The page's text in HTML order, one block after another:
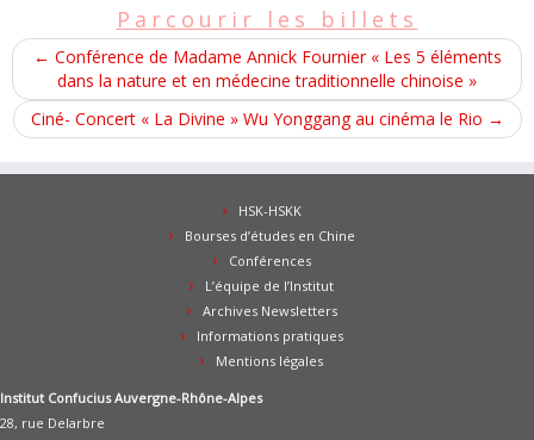
Parcourir les billets
← Conférence de Madame Annick Fournier « Les 5 éléments
dans la nature et en médecine traditionnelle chinoise »
Ciné- Concert « La Divine » Wu Yonggang au cinéma le Rio →
HSK-HSKK
Bourses d’études en Chine
Conférences
L’équipe de l’Institut
Archives Newsletters
Informations pratiques
Mentions légales
Institut Confucius Auvergne-Rhône-Alpes
28, rue Delarbre